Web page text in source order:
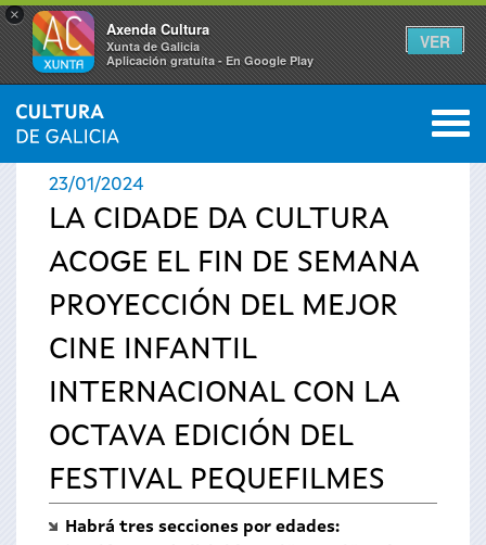
×
Axenda Cultura
Xunta de Galicia
Aplicación gratuíta - En Google Play
VER
Se
encuentra
usted
aquí
INICIO › ACTUALIDAD 0
23/01/2024
LA CIDADE DA CULTURA
ACOGE EL FIN DE SEMANA
PROYECCIÓN DEL MEJOR
CINE INFANTIL
INTERNACIONAL CON LA
OCTAVA EDICIÓN DEL
FESTIVAL PEQUEFILMES
Habrá tres secciones por edades: